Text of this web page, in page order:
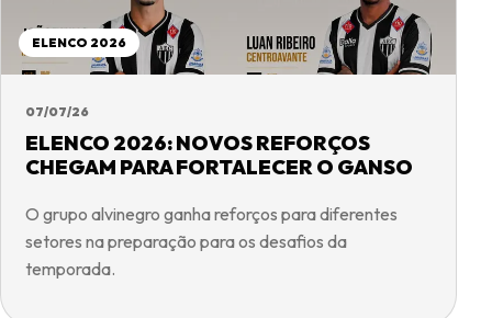
ELENCO 2026
07/07/26
ELENCO 2026: NOVOS REFORÇOS
CHEGAM PARA FORTALECER O GANSO
O grupo alvinegro ganha reforços para diferentes
setores na preparação para os desafios da
temporada.